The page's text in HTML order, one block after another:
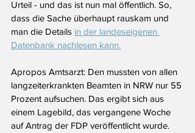
Urteil - und das ist nun mal öffentlich. So,
dass die Sache überhaupt rauskam und
man die Details in der landeseigenen
Datenbank nachlesen kann.
Apropos Amtsarzt: Den mussten von allen
langzeiterkrankten Beamten in NRW nur 55
Prozent aufsuchen. Das ergibt sich aus
einem Lagebild, das vergangene Woche
auf Antrag der FDP veröffentlicht wurde.